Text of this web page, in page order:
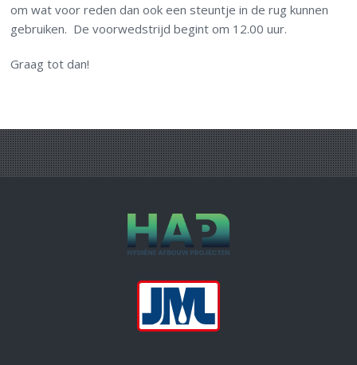
om wat voor reden dan ook een steuntje in de rug kunnen
gebruiken. De voorwedstrijd begint om 12.00 uur.
Graag tot dan!